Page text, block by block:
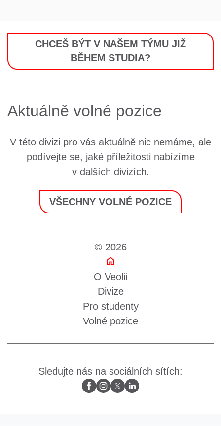
CHCEŠ BÝT V NAŠEM TÝMU JIŽ
BĚHEM STUDIA?
Aktuálně volné pozice
V této divizi pro vás aktuálně nic nemáme, ale
podívejte se, jaké příležitosti nabízíme
v dalších divizích.
VŠECHNY VOLNÉ POZICE
© 2026
O Veolii
Divize
Pro studenty
Volné pozice
Sledujte nás na sociálních sítích: